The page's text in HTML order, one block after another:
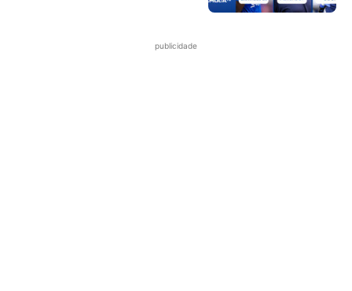
publicidade